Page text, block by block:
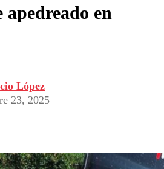
apedreado en
López
23, 2025